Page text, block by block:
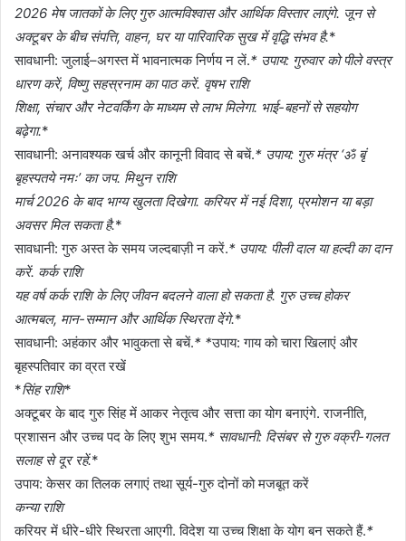
2026 मेष जातकों के लिए गुरु आत्मविश्वास और आर्थिक विस्तार लाएंगे. जून से
अक्टूबर के बीच संपत्ति, वाहन, घर या पारिवारिक सुख में वृद्धि संभव है.*
सावधानी: जुलाई–अगस्त में भावनात्मक निर्णय न लें.* उपाय: गुरुवार को पीले वस्त्र
धारण करें, विष्णु सहस्रनाम का पाठ करें. वृषभ राशि
शिक्षा, संचार और नेटवर्किंग के माध्यम से लाभ मिलेगा. भाई-बहनों से सहयोग
बढ़ेगा.*
सावधानी: अनावश्यक खर्च और कानूनी विवाद से बचें.* उपाय: गुरु मंत्र ‘ॐ बृं
बृहस्पतये नमः’ का जप. मिथुन राशि
मार्च 2026 के बाद भाग्य खुलता दिखेगा. करियर में नई दिशा, प्रमोशन या बड़ा
अवसर मिल सकता है.*
सावधानी: गुरु अस्त के समय जल्दबाज़ी न करें.* उपाय: पीली दाल या हल्दी का दान
करें. कर्क राशि
यह वर्ष कर्क राशि के लिए जीवन बदलने वाला हो सकता है. गुरु उच्च होकर
आत्मबल, मान-सम्मान और आर्थिक स्थिरता देंगे.*
सावधानी: अहंकार और भावुकता से बचें.* *उपाय: गाय को चारा खिलाएं और
बृहस्पतिवार का व्रत रखें
*सिंह राशि*
अक्टूबर के बाद गुरु सिंह में आकर नेतृत्व और सत्ता का योग बनाएंगे. राजनीति,
प्रशासन और उच्च पद के लिए शुभ समय.* सावधानी: दिसंबर से गुरु वक्री-गलत
सलाह से दूर रहें.*
उपाय: केसर का तिलक लगाएं तथा सूर्य-गुरु दोनों को मजबूत करें
कन्या राशि
करियर में धीरे-धीरे स्थिरता आएगी. विदेश या उच्च शिक्षा के योग बन सकते हैं.*